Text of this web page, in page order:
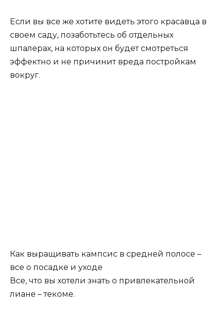
Если вы все же хотите видеть этого красавца в
своем саду, позаботьтесь об отдельных
шпалерах, на которых он будет смотреться
эффектно и не причинит вреда постройкам
вокруг.
Как выращивать кампсис в средней полосе –
все о посадке и уходе
Все, что вы хотели знать о привлекательной
лиане – текоме.